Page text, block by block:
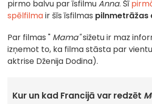
pirmo balvu par īsfilmuAnna. Šī
spēlfilmair šīs īsfilmas pilnmetrāžas
Par filmas " Mama"sižetu ir maz
izņemot to, ka filma stāsta par
aktrise Dženija Dodina).
Kur un kad Francijā var redzēt